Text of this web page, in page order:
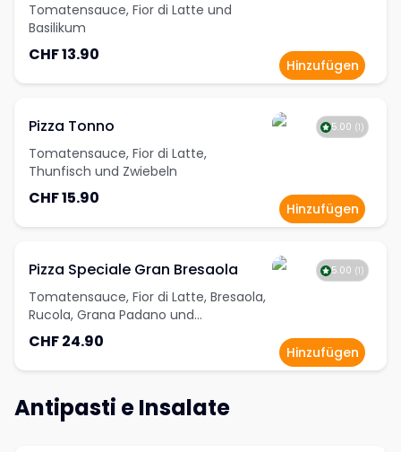
Tomatensauce, Fior di Latte und
Basilikum
CHF 13.90
Hinzufügen
Pizza Tonno
Tomatensauce, Fior di Latte,
Thunfisch und Zwiebeln
CHF 15.90
5.00 (1 )
Hinzufügen
Pizza Speciale Gran Bresaola
Tomatensauce, Fior di Latte, Bresaola,
Rucola, Grana Padano und
Cherrytomaten
CHF 24.90
5.00 (1 )
Hinzufügen
Antipasti e Insalate